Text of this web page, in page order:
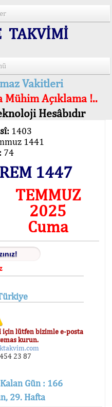
TAKVİMİ
Vakitleri
Mühim Açıklama !..
Hesâbıdır
1403
1441
74
1447
TEMMUZ
2025
Cuma
için lütfen bizimle e-posta
kurun.
23 87
Gün : 166
29. Hafta